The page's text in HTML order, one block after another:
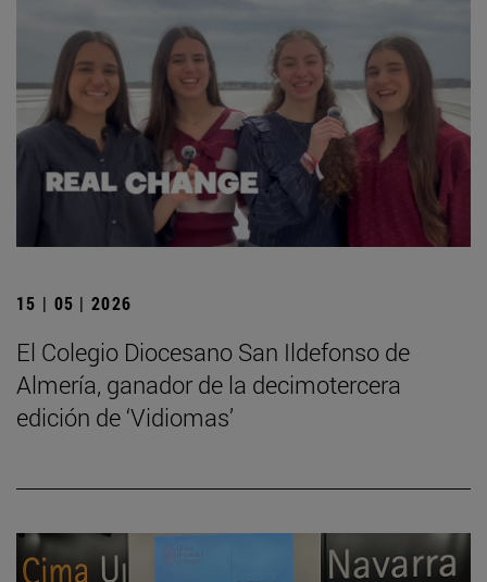
15 | 05 | 2026
El Colegio Diocesano San Ildefonso de
Almería, ganador de la decimotercera
edición de ‘Vidiomas’